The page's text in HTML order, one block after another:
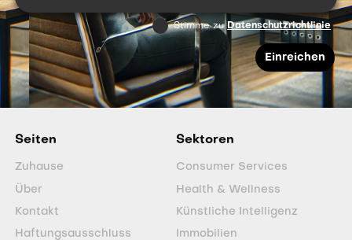
Stimme zu Datenschutzrichtlinie
Seiten
Zuhause
Über
Kontakt
Haftungsausschluss
Sektoren
Consumer Services
Health & Wellness
Künstliche Intelligenz
Immobilien